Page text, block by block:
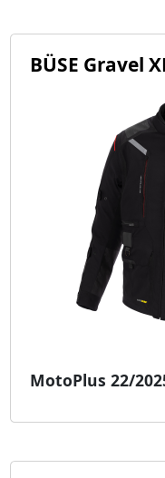
BÜSE Gravel
MotoPlus 22/